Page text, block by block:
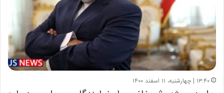
۱۳:۴۰ | چهارشنبه، ۱۱ اسفند ۱۴۰۰